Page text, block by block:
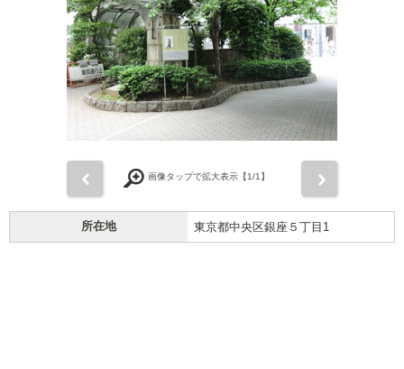
画像タップで拡大表示【1/1】
所在地 東京都中央区銀座５丁目1